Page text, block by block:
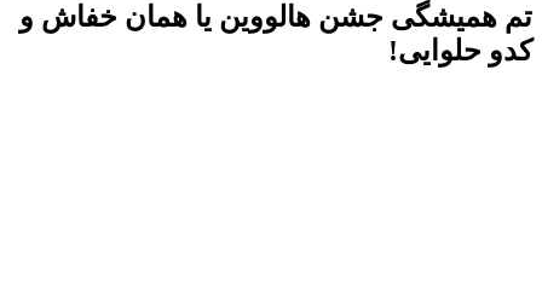
تم همیشگی جشن هالووین یا همان خفاش و
کدو حلوایی!